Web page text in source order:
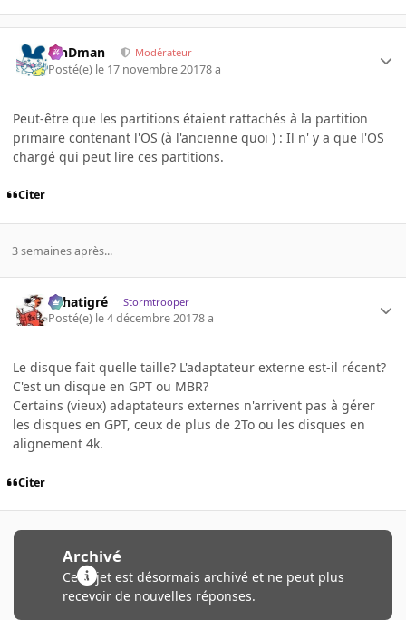
RinDman Modérateur
Posté(e) le 17 novembre 20178 a
Peut-être que les partitions étaient rattachés à la partition
primaire contenant l'OS (à l'ancienne quoi ) : Il n' y a que l'OS
chargé qui peut lire ces partitions.
Citer
3 semaines après...
r.chatigré Stormtrooper
Posté(e) le 4 décembre 20178 a
Le disque fait quelle taille? L'adaptateur externe est-il récent?
C'est un disque en GPT ou MBR?
Certains (vieux) adaptateurs externes n'arrivent pas à gérer
les disques en GPT, ceux de plus de 2To ou les disques en
alignement 4k.
Citer
Archivé
Ce sujet est désormais archivé et ne peut plus
recevoir de nouvelles réponses.